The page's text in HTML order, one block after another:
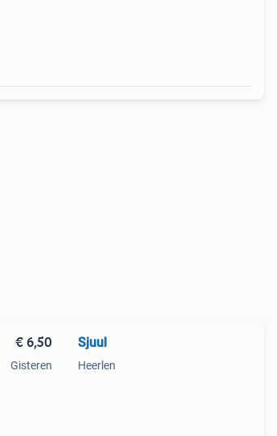
€ 6,50
Gisteren
Sjuul
Heerlen